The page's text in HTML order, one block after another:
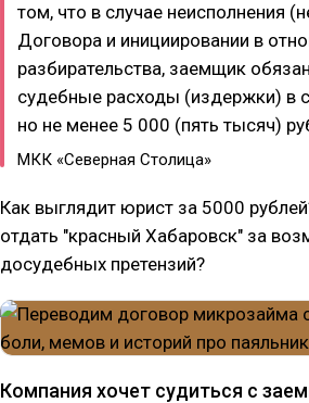
том, что в случае неисполнения
Договора и инициировании в
разбирательства, заемщик
судебные расходы (издержки) в
но не менее 5 000 (пять тысяч)
МКК «Северная Столица»
Как выглядит юрист за 5000
отдать "красный Хабаровск" за
досудебных претензий?
Компания хочет судиться с